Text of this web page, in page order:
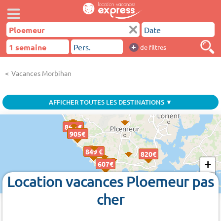
+ de filtres
Vacances Morbihan
AFFICHER TOUTES LES DESTINATIONS ▼
849 €
866 €
905 €
905€
607€
820€
905€
607€
820€
905€
+
−
Location vacances Ploemeur pas
cher